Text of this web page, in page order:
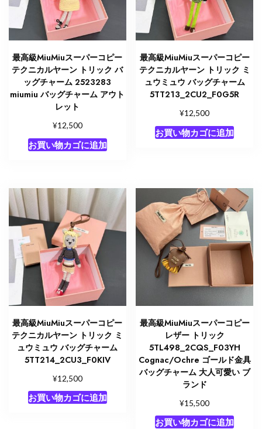
最高級MiuMiuスーパーコピー
テクニカルヤーン トリック バ
ッグチャーム 2523283
miumiu バッグチャーム アウト
レット
¥12,500
お買い物カゴに追加
最高級MiuMiuスーパーコピー
テクニカルヤーン トリック ミ
ュウミュウ バッグチャーム
5TT213_2CU2_F0G5R
¥12,500
お買い物カゴに追加
最高級MiuMiuスーパーコピー
テクニカルヤーン トリック ミ
ュウミュウ バッグチャーム
5TT214_2CU3_F0KIV
¥12,500
お買い物カゴに追加
最高級MiuMiuスーパーコピー
レザー トリック
5TL498_2CQS_F03YH
Cognac/Ochre ゴールド金具
バッグチャーム 大人可愛い ブ
ランド
¥15,500
お買い物カゴに追加